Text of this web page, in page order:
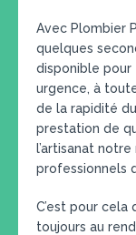
Avec Plombier
quelques
disponible
urgence, à
de la rapidité du
prestation de
l’artisanat
professionnels
C’est pour cela
toujours au